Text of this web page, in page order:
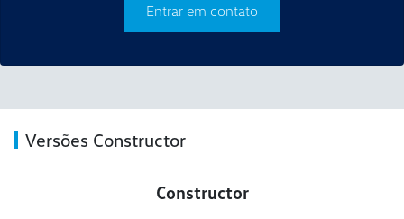
Entrar em contato
Versões Constructor
Constructor